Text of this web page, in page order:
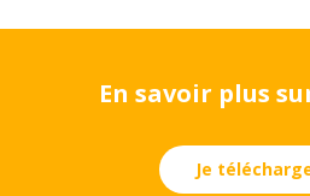
En savoir plus
Je